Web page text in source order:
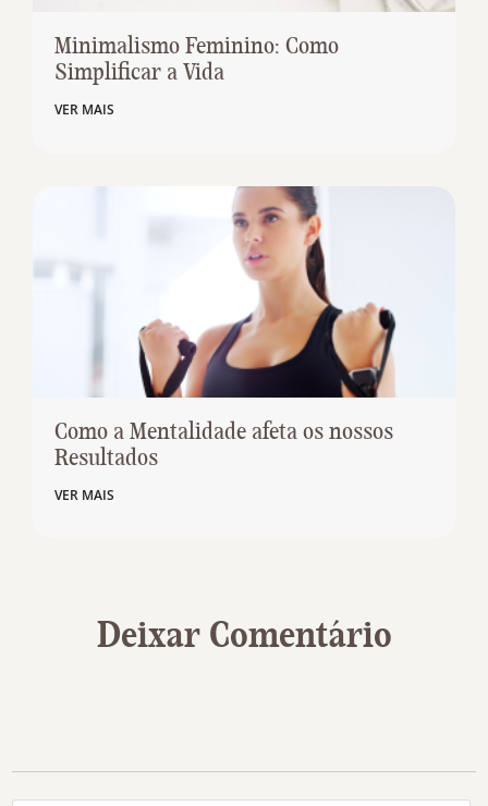
Minimalismo Feminino: Como
Simplificar a Vida
VER MAIS
Como a Mentalidade afeta os nossos
Resultados
VER MAIS
Deixar Comentário